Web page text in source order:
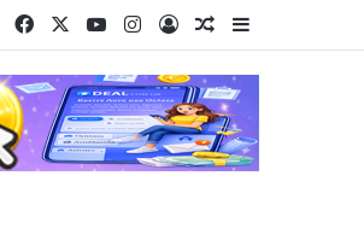
FacebookYouTubeInstagram
Log InRandom Article
Sidebar